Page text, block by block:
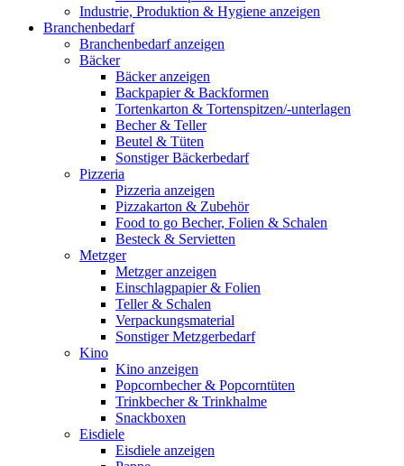
Industrie, Produktion & Hygiene anzeigen
Branchenbedarf
Branchenbedarf anzeigen
Bäcker
Bäcker anzeigen
Backpapier & Backformen
Tortenkarton & Tortenspitzen/-unterlagen
Becher & Teller
Beutel & Tüten
Sonstiger Bäckerbedarf
Pizzeria
Pizzeria anzeigen
Pizzakarton & Zubehör
Food to go Becher, Folien & Schalen
Besteck & Servietten
Metzger
Metzger anzeigen
Einschlagpapier & Folien
Teller & Schalen
Verpackungsmaterial
Sonstiger Metzgerbedarf
Kino
Kino anzeigen
Popcornbecher & Popcorntüten
Trinkbecher & Trinkhalme
Snackboxen
Eisdiele
Eisdiele anzeigen